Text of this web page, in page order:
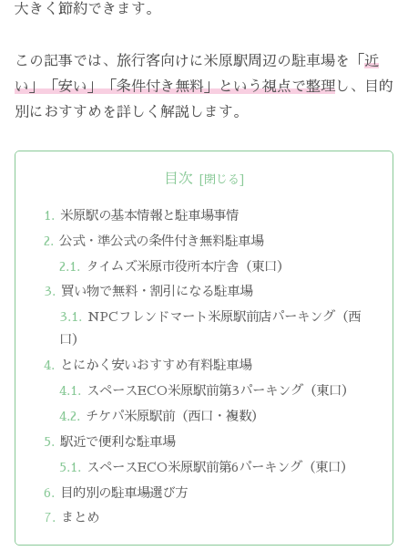
大きく節約できます。
この記事では、旅行客向けに米原駅周辺の駐車場を「 近
い」「安い」「条件付き無料」という視点で整理し、目的
別におすすめを詳しく解説します。
目次
米原駅の基本情報と駐車場事情
公式・準公式の条件付き無料駐車場
タイムズ米原市役所本庁舎（東口）
買い物で無料・割引になる駐車場
NPCフレンドマート米原駅前店パーキング（西
口）
とにかく安いおすすめ有料駐車場
スペースECO米原駅前第3パーキング（東口）
チケパ米原駅前（西口・複数）
駅近で便利な駐車場
スペースECO米原駅前第6パーキング（東口）
目的別の駐車場選び方
まとめ